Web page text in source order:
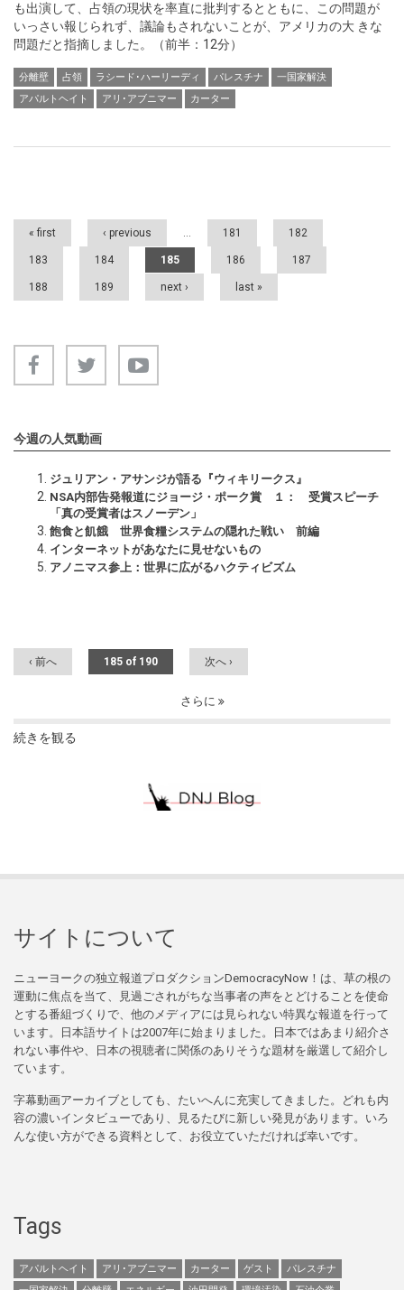
も出演して、占領の現状を率直に批判するとともに、この問題が
いっさい報じられず、議論もされないことが、アメリカの大 きな
問題だと指摘しました。（前半：12分）
分離壁 占領 ラシード･ハーリーディ パレスチナ
一国家解決
アパルトヘイト
アリ･アブニマー カーター
Pages
« first ‹ previous … 181 182
183 184 185 186 187
188 189 next › last »
今週の人気動画
ジュリアン・アサンジが語る『ウィキリークス』
NSA内部告発報道にジョージ・ポーク賞 １： 受賞スピーチ
「真の受賞者はスノーデン」
飽食と飢餓 世界食糧システムの隠れた戦い 前編
インターネットがあなたに見せないもの
アノニマス参上：世界に広がるハクティビズム
‹ 前へ 185 of 190 次へ ›
さらに
続きを観る
サイトについて
ニューヨークの独立報道プロダクションDemocracyNow！は、草の根の
運動に焦点を当て、見過ごされがちな当事者の声をとどけることを使命
とする番組づくりで、他のメディアには見られない特異な報道を行って
います。日本語サイトは2007年に始まりました。日本ではあまり紹介さ
れない事件や、日本の視聴者に関係のありそうな題材を厳選して紹介し
ています。
字幕動画アーカイブとしても、たいへんに充実してきました。どれも内
容の濃いインタビューであり、見るたびに新しい発見があります。いろ
んな使い方ができる資料として、お役立ていただければ幸いです。
Tags
アパルトヘイト アリ･アブニマー カーター ゲスト
パレスチナ